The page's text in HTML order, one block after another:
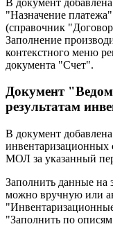
"Назначение
(справочник
Заполнение
контекстного меню
документа "Счет".
Документ
результатам
В документ
инвентаризационных
МОЛ за указанный
Заполнить данные на
можно вручную или
"Заполнить по